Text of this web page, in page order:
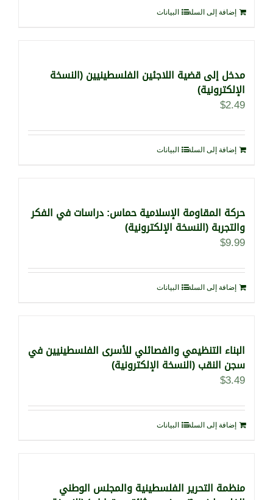
إضافة إلى السلة البيانات
مدخل إلى قضية اللاجئين الفلسطينيين (النسخة
الإلكترونية)
$2.49
إضافة إلى السلة البيانات
حركة المقاومة الإسلامية حماس: دراسات في الفكر
والتجربة (النسخة الإلكترونية)
$9.99
إضافة إلى السلة البيانات
البناء التنظيمي والفصائلي للأسرى الفلسطينيين في
سجن النقب (النسخة الإلكترونية)
$3.49
إضافة إلى السلة البيانات
منظمة التحرير الفلسطينية والمجلس الوطني